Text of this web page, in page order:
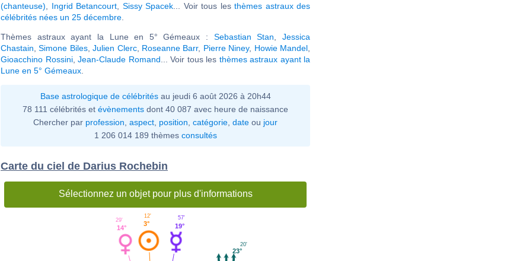
(chanteuse)
Ingrid Betancourt Sissy Spacek ... Voir tous les thèmes astraux des
célébrités nées un 25 décembre
Thèmes astraux ayant la Lune en 5° Gémeaux : Sebastian Stan ,Jessica
Chastain ,Simone Biles,Julien Clerc, Roseanne Barr, Pierre Niney, Howie Mandel
Gioacchino Rossini, Jean-Claude Romand ... Voir tous les thèmes astraux ayant la
Lune en 5° Gémeaux
Base astrologique de célébritésau jeudi 6 août 2026 à 20h44
78 111 célébrités et évènements dont 40 087 avec heure de naissance
Chercher par profession aspect position catégorie date ou jour
1 206 014 189 thèmes consultés
Carte du ciel de Darius Rochebin
Sélectionnez un objet pour plus d'informations
23°
20'
19°
57'
3°
12'
14°
29'